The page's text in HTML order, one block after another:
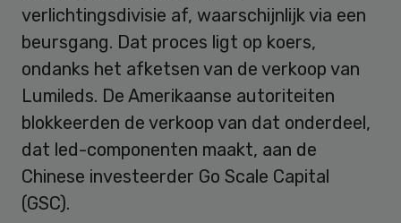
verlichtingsdivisie af, waarschijnlijk via een
beursgang. Dat proces ligt op koers,
ondanks het afketsen van de verkoop van
Lumileds. De Amerikaanse autoriteiten
blokkeerden de verkoop van dat onderdeel,
dat led-componenten maakt, aan de
Chinese investeerder Go Scale Capital
(GSC).